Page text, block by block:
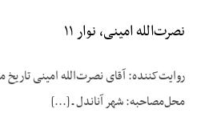
نصرت‌الله امینی، نوار ۱۱
محل‌مصاحبه: شهر آناندل ـ [...]